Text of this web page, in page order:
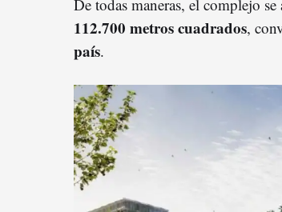
De todas maneras, el complejo
112.700 metros cuadrados,
país.